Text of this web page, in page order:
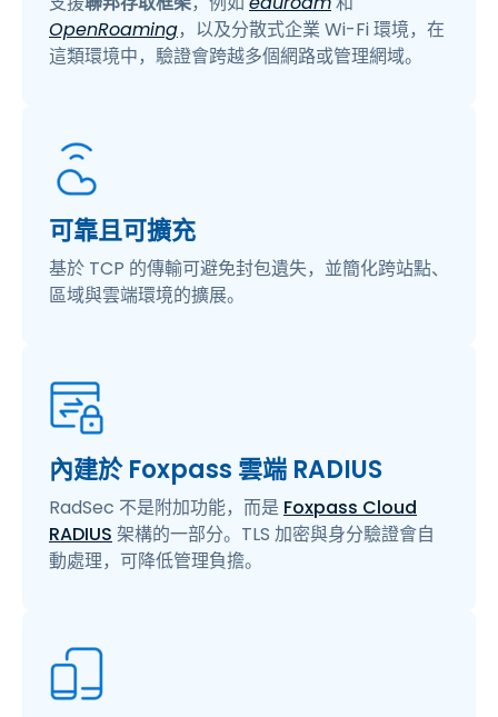
OpenRoaming，以及分散式企業 Wi-Fi 環境，在
這類環境中，驗證會跨越多個網路或管理網域。
可靠且可擴充
基於 TCP 的傳輸可避免封包遺失，並簡化跨站點、
區域與雲端環境的擴展。
內建於 Foxpass 雲端 RADIUS
RadSec 不是附加功能，而是 Foxpass Cloud
RADIUS 架構的一部分。TLS 加密與身分驗證會自
動處理，可降低管理負擔。